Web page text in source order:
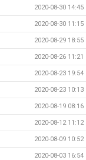
2020-08-30 14:45
2020-08-30 11:15
2020-08-29 18:55
2020-08-26 11:21
2020-08-23 19:54
2020-08-23 10:13
2020-08-19 08:16
2020-08-12 11:12
2020-08-09 10:52
2020-08-03 16:54